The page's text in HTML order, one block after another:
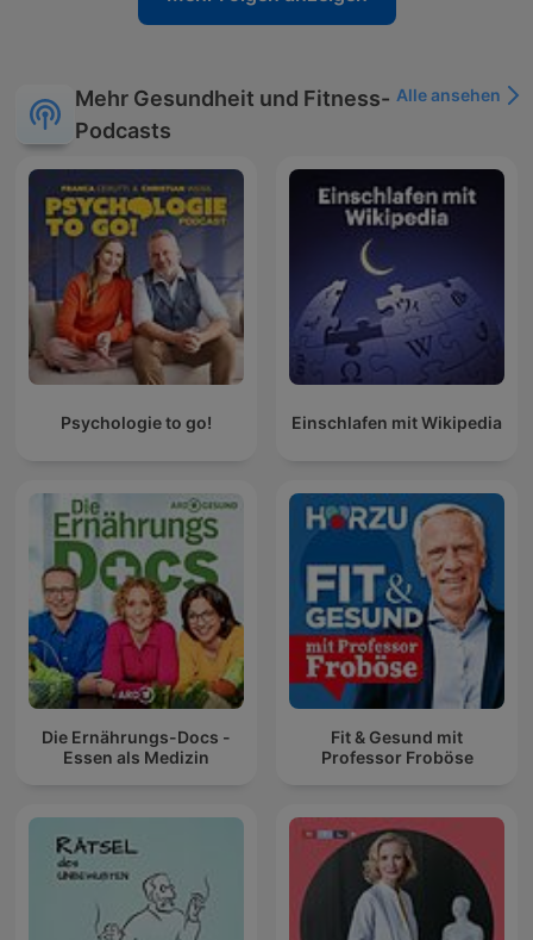
Mehr Gesundheit und Fitness-
Podcasts
Alle ansehen
Psychologie to go! Einschlafen mit Wikipedia
Die Ernährungs-Docs -
Essen als Medizin
Fit & Gesund mit
Professor Froböse